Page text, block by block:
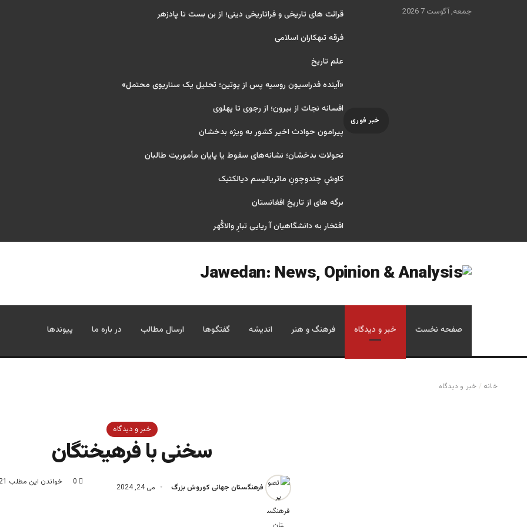
جمعه, آگوست 7 2026
خبر فوری
قرائت های تاریخی و فراتاریخی دینی؛ از بن بست تا پادزهر
فرقه تبهکاران اسلامی
علم تاریخ
«آینده فدراسیون روسیه پس از پوتین؛ تحلیل یک سناریوی محتمل»
افسانه نجات از بیرون؛ از رجوی تا پهلوی
پیرامون حوادث اخیر کشور به ویژه بدخشان
تحولات بدخشان؛ نشانه‌های سقوط یا پایان مأموریت طالبان
کاوشِ چندو‌چونِ ماتریالیسم دیالکتیک
برگه های از تاریخ افغانستان
افتخار به دانشگاهیان آ ریایی تبارِ والاگُهر
صفحه نخست خبر و دیدگاه فرهنگ و هنر اندیشه گفتگوها ارسال مطالب در باره ما پیوندها
خانه / خبر و دیدگاه
خبر و دیدگاه
سخنی با فرهیختگان
فرهنگستان جهانی کوروش بزرگ می 24, 2024
0 خواندن این مطلب 21 دقیقه زمان میبرد